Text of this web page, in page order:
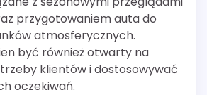
przygotowaniem auta do
atmosferycznych.
być również otwarty na
klientów i dostosowywać
oczekiwań.